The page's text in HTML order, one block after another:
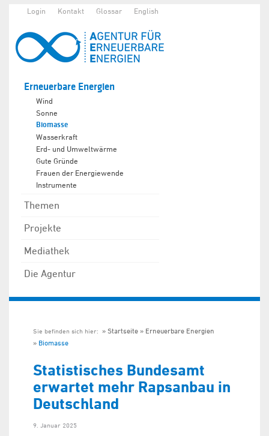
Login Kontakt Glossar English
Erneuerbare Energien
Wind
Sonne
Biomasse
Wasserkraft
Erd- und Umweltwärme
Gute Gründe
Frauen der Energiewende
Instrumente
Themen
Projekte
Mediathek
Die Agentur
Sie befinden sich hier: Startseite
Erneuerbare Energien
Biomasse
Statistisches Bundesamt
erwartet mehr Rapsanbau in
Deutschland
9. Januar 2025